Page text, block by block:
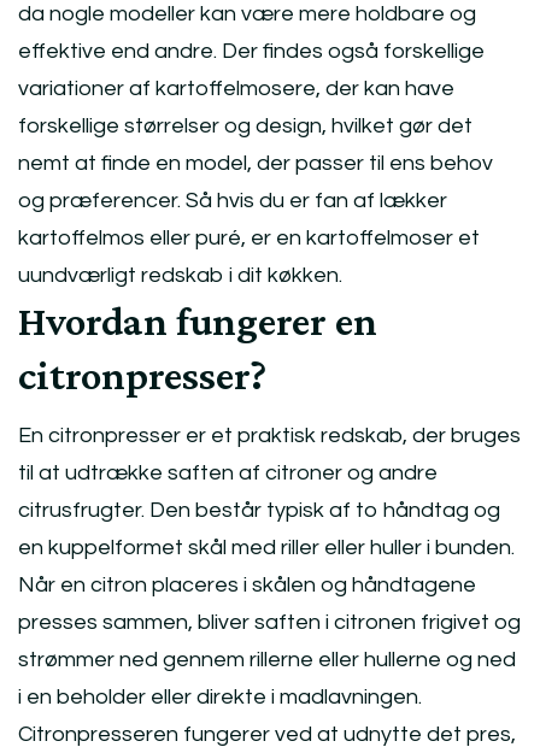
da nogle modeller kan være mere holdbare og
effektive end andre. Der findes også forskellige
variationer af kartoffelmosere, der kan have
forskellige størrelser og design, hvilket gør det
nemt at finde en model, der passer til ens behov
og præferencer. Så hvis du er fan af lækker
kartoffelmos eller puré, er en kartoffelmoser et
uundværligt redskab i dit køkken.
Hvordan fungerer en
citronpresser?
En citronpresser er et praktisk redskab, der bruges
til at udtrække saften af citroner og andre
citrusfrugter. Den består typisk af to håndtag og
en kuppelformet skål med riller eller huller i bunden.
Når en citron placeres i skålen og håndtagene
presses sammen, bliver saften i citronen frigivet og
strømmer ned gennem rillerne eller hullerne og ned
i en beholder eller direkte i madlavningen.
Citronpresseren fungerer ved at udnytte det pres,